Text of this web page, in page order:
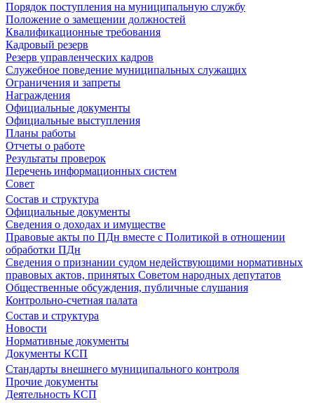
Порядок поступления на муниципальную службу
Положение о замещении должностей
Квалификационные требования
Кадровый резерв
Резерв управленческих кадров
Служебное поведение муниципальных служащих
Ограничения и запреты
Награждения
Официальные документы
Официальные выступления
Планы работы
Отчеты о работе
Результаты проверок
Перечень информационных систем
Совет
Состав и структура
Официальные документы
Сведения о доходах и имуществе
Правовые акты по ПДн вместе с Политикой в отношении
обработки ПДн
Сведения о признании судом недействующими нормативных
правовых актов, принятых Советом народных депутатов
Общественные обсуждения, публичные слушания
Контрольно-счетная палата
Состав и структура
Новости
Нормативные документы
Документы КСП
Стандарты внешнего муниципального контроля
Прочие документы
Деятельность КСП